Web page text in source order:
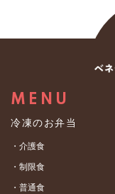
MENU
冷凍のお弁当
・介護食
・制限食
・普通食